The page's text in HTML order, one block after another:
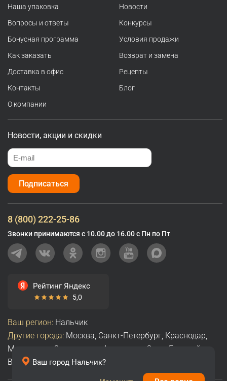
Наша упаковка
Вопросы и ответы
Бонусная программа
Как заказать
Доставка в офис
Контакты
О компании
Новости
Конкурсы
Условия продажи
Возврат и замена
Рецепты
Блог
Новости, акции и скидки
Подписаться
8 (800) 222-25-86
Звонки принимаются с 10.00 до 16.00 с Пн по Пт
Рейтинг Яндекс
5,0
Ваш регион: Нальчик
Другие города: Москва, Санкт-Петербург, Краснодар,
Махачкала
Ставрополь Астрахань Сочи Грозный
Владикавказ,Армавир,Все города
Ваш город Нальчик?